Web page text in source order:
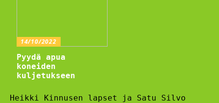
14/10/2022
Pyydä apua
koneiden
kuljetukseen
Heikki Kinnusen lapset ja Satu Silvo